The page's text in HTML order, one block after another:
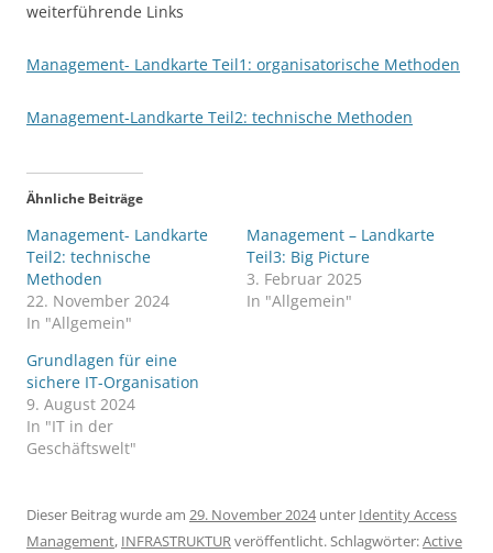
weiterführende Links
Management- Landkarte Teil1: organisatorische Methoden
Management-Landkarte Teil2: technische Methoden
Ähnliche Beiträge
Management- Landkarte
Teil2: technische
Methoden
22. November 2024
In "Allgemein"
Management – Landkarte
Teil3: Big Picture
3. Februar 2025
In "Allgemein"
Grundlagen für eine
sichere IT-Organisation
9. August 2024
In "IT in der
Geschäftswelt"
Dieser Beitrag wurde am 29. November 2024unter Identity Access
Management, INFRASTRUKTURveröffentlicht. Schlagwörter:Active